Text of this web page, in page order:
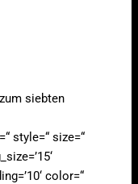
siebten
style=“ size=“
color=“